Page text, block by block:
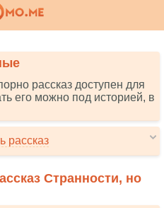
рассказ доступен для
его можно под историей, в
рассказ
Странности, но